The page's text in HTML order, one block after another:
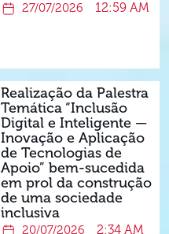
27/07/2026 12:59 AM
Realização da Palestra
Temática “Inclusão
Digital e Inteligente —
Inovação e Aplicação
de Tecnologias de
Apoio” bem-sucedida
em prol da construção
de uma sociedade
inclusiva
20/07/2026 2:34 AM